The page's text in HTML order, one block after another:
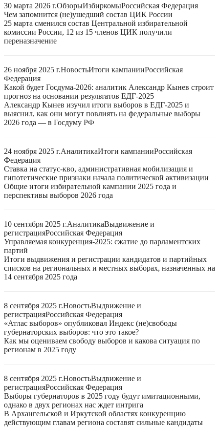
30 марта 2026 г.ОбзорыИзбиркомыРоссийская Федерация
Чем запомнится (не)ушедший состав ЦИК России
25 марта сменился состав Центральной избирательной
комиссии России, 12 из 15 членов ЦИК получили
переназначение
26 ноября 2025 г.НовостьИтоги кампанииРоссийская
Федерация
Какой будет Госдума-2026: аналитик Александр Кынев строит
прогноз на основании результатов ЕДГ-2025
Александр Кынев изучил итоги выборов в ЕДГ-2025 и
выяснил, как они могут повлиять на федеральные выборы
2026 года — в Госдуму РФ
24 ноября 2025 г.АналитикаИтоги кампанииРоссийская
Федерация
Ставка на статус-кво, административная мобилизация и
гипотетические признаки начала политической активизации
Общие итоги избирательной кампании 2025 года и
перспективы выборов 2026 года
10 сентября 2025 г.АналитикаВыдвижение и
регистрацияРоссийская Федерация
Управляемая конкуренция-2025: сжатие до парламентских
партий
Итоги выдвижения и регистрации кандидатов и партийных
списков на региональных и местных выборах, назначенных на
14 сентября 2025 года
8 сентября 2025 г.НовостьВыдвижение и
регистрацияРоссийская Федерация
«Атлас выборов» опубликовал Индекс (не)свободы
губернаторских выборов: что это такое?
Как мы оцениваем свободу выборов и какова ситуация по
регионам в 2025 году
8 сентября 2025 г.НовостьВыдвижение и
регистрацияРоссийская Федерация
Выборы губернаторов в 2025 году будут имитационными,
однако в двух регионах нас ждет интрига
В Архангельской и Иркутской областях конкуренцию
действующим главам региона составят сильные кандидаты